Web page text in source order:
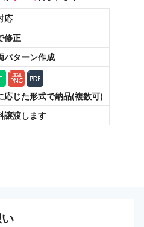
応
修正
パターン作成
応じた形式で納品(複数可)
譲渡します